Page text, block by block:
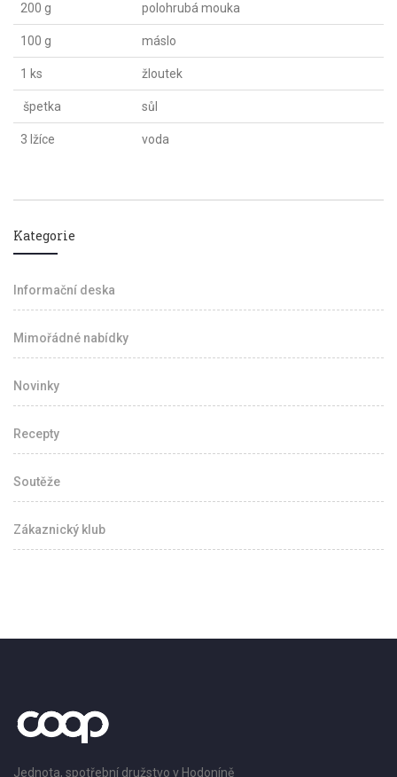
200 g polohrubá mouka
100 g máslo
1 ks žloutek
špetka sůl
3 lžíce voda
Kategorie
Informační deska
Mimořádné nabídky
Novinky
Recepty
Soutěže
Zákaznický klub
Jednota, spotřební družstvo v Hodoníně